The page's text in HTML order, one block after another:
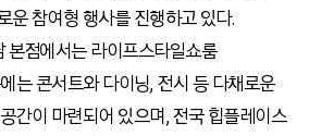
운 참여형 행사를 진행하고 있다.
본점에서는 라이프스타일쇼룸
콘서트와 다이닝, 전시 등 다채로운
간이 마련되어 있으며, 전국 힙플레이스